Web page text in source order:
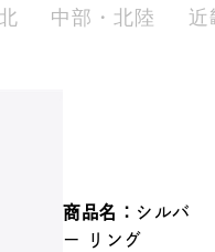
中部・北陸 近
商品名： シルバ
ー リング